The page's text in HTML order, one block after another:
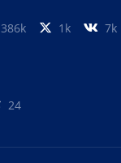
386k 1k 7k
24